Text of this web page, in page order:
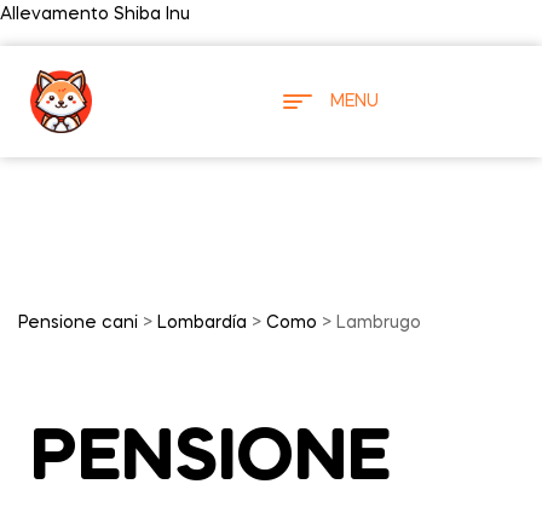
Allevamento Shiba Inu
MENU
Pensione cani > Lombardía > Como > Lambrugo
PENSIONE